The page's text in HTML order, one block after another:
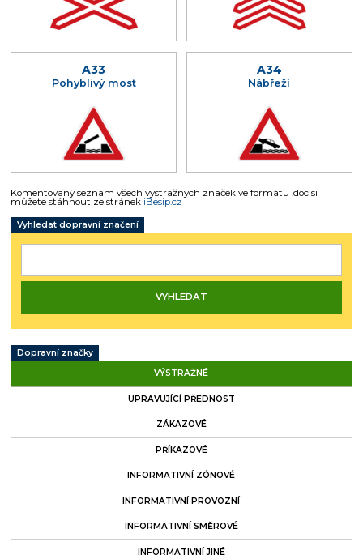
A33
Pohyblivý most
A34
Nábřeží
Komentovaný seznam všech výstražných značek ve formátu .doc si
můžete stáhnout ze stránek iBesip.cz
Vyhledat dopravní značení
Dopravní značky
VÝSTRAŽNÉ
UPRAVUJÍCÍ PŘEDNOST
ZÁKAZOVÉ
PŘÍKAZOVÉ
INFORMATIVNÍ ZÓNOVÉ
INFORMATIVNÍ PROVOZNÍ
INFORMATIVNÍ SMĚROVÉ
INFORMATIVNÍ JINÉ